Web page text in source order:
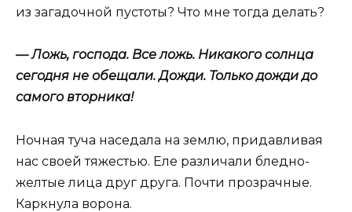
из загадочной пустоты? Что мне тогда делать?
— Ложь, господа. Все ложь. Никакого солнца
сегодня не обещали. Дожди. Только дожди до
самого вторника!
Ночная туча наседала на землю, придавливая
нас своей тяжестью. Еле различали бледно-
желтые лица друг друга. Почти прозрачные.
Каркнула ворона.